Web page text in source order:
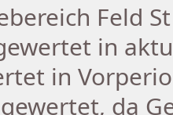
Feld
in
in
da